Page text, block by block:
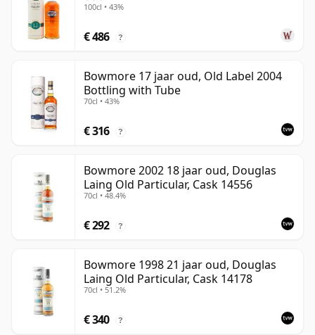
100cl • 43%
€ 486 ?
Bowmore 17 jaar oud, Old Label 2004
Bottling with Tube
70cl • 43%
€ 316 ?
Bowmore 2002 18 jaar oud, Douglas
Laing Old Particular, Cask 14556
70cl • 48.4%
€ 292 ?
Bowmore 1998 21 jaar oud, Douglas
Laing Old Particular, Cask 14178
70cl • 51.2%
€ 340 ?